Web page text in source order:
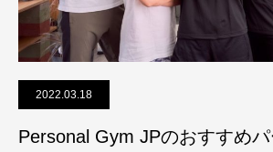
2022.03.18
Personal Gym JPのおすすめ